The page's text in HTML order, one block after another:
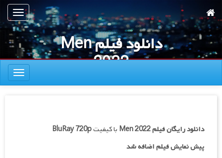
به
محتوای
اصلی
ناوبری
دانلود فیلم Men
2022
ناوبری
دانلود رایگان فیلمMen 2022 با کیفیتBluRay 720p
پیش نمایش فیلم اضافه شد